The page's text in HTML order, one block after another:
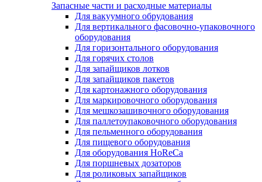
Запасные части и расходные материалы
Для вакуумного обрудования
Для вертикального фасовочно-упаковочного
оборудования
Для горизонтального оборудования
Для горячих столов
Для запайщиков лотков
Для запайщиков пакетов
Для картонажного оборудования
Для маркировочного оборудования
Для мешкозашивочного оборудования
Для паллетоупаковочного оборудования
Для пельменного оборудования
Для пищевого оборудования
Для оборудования HoReCa
Для поршневых дозаторов
Для роликовых запайщиков